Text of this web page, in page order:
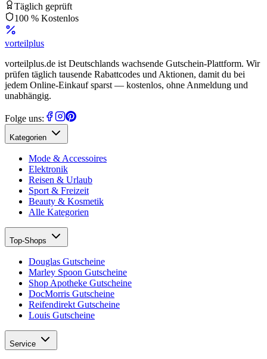
Täglich geprüft
100 % Kostenlos
vorteilplus
vorteilplus.de ist Deutschlands wachsende Gutschein-Plattform. Wir
prüfen täglich tausende Rabattcodes und Aktionen, damit du bei
jedem Online-Einkauf sparst — kostenlos, ohne Anmeldung und
unabhängig.
Folge uns:
Kategorien
Mode & Accessoires
Elektronik
Reisen & Urlaub
Sport & Freizeit
Beauty & Kosmetik
Alle Kategorien
Top-Shops
Douglas Gutscheine
Marley Spoon Gutscheine
Shop Apotheke Gutscheine
DocMorris Gutscheine
Reifendirekt Gutscheine
Louis Gutscheine
Service